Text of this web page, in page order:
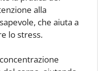
alla
che aiuta a
lo stress.